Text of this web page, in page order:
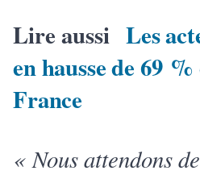
Lire aussi Les
en hausse de 69
France
« Nous attendons